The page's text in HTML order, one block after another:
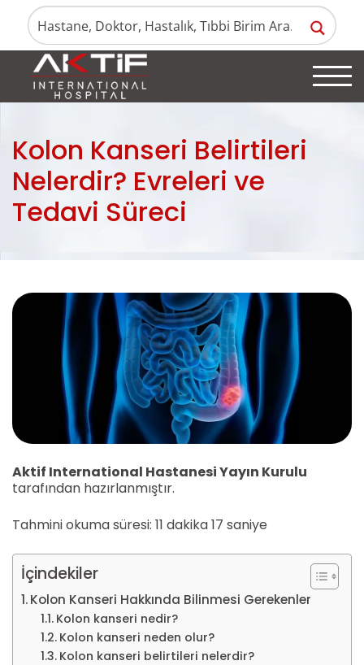
Kolon Kanseri Belirtileri
Nelerdir? Evreleri ve
Tedavi Süreci
Aktif International Hastanesi Yayın Kurulu
tarafından hazırlanmıştır.
Tahmini okuma süresi: 11 dakika 17 saniye
İçindekiler
Kolon Kanseri Hakkında Bilinmesi Gerekenler
Kolon kanseri nedir?
Kolon kanseri neden olur?
Kolon kanseri belirtileri nelerdir?